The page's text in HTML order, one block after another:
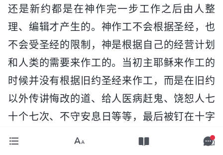
还是新约都是在神作完一步工作之后由人整
理、编辑才产生的。神作工不会根据圣经，也
不会受圣经的限制，神是根据自己的经营计划
和人类的需要来作工的。当初主耶稣来作工的
时候并没有根据旧约圣经来作工，而是在旧约
以外传讲悔改的道、给人医病赶鬼、饶恕人七
十个七次、不守安息日等等，最后被钉在十字
架上完成了救赎工作。但这些内容在旧约圣经